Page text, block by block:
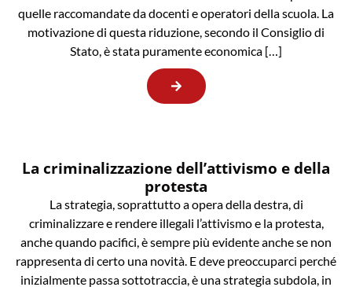
quelle raccomandate da docenti e operatori della scuola. La
motivazione di questa riduzione, secondo il Consiglio di
Stato, è stata puramente economica […]
La criminalizzazione dell’attivismo e della
protesta
La strategia, soprattutto a opera della destra, di
criminalizzare e rendere illegali l’attivismo e la protesta,
anche quando pacifici, è sempre più evidente anche se non
rappresenta di certo una novità. E deve preoccuparci perché
inizialmente passa sottotraccia, è una strategia subdola, in